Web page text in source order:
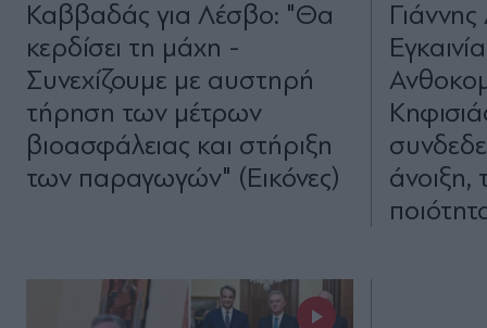
Καββαδάς για Λέσβο: "Θα
κερδίσει τη μάχη -
Συνεχίζουμε με αυστηρή
τήρηση των μέτρων
βιοασφάλειας και στήριξη
των παραγωγών" (Εικόνες)
άνοιξη,